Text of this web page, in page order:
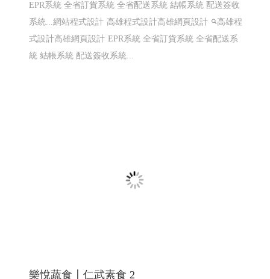
EPR系統 全省訂貨系統 全省配送系統 結帳系統 配送簽收
系統...網站程式設計 高雄程式設計高雄網頁設計
高雄程
式設計高雄網頁設計 EPR系統 全省訂貨系統 全省配送系
統 結帳系統 配送簽收系統...